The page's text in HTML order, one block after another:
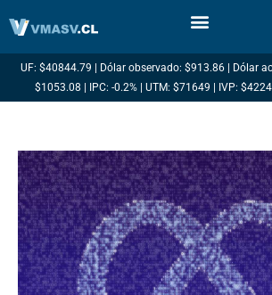
UF: $40844.79 | Dólar observado: $913.86 | Dólar
$1053.08 | IPC: -0.2% | UTM: $71649 | IVP: